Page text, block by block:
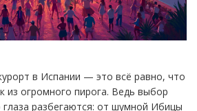
в Испании — это всё равно, что
из огромного пирога. Ведь выбор
глаза разбегаются: от шумной Ибицы